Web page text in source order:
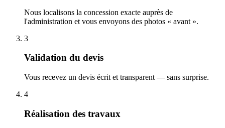
Nous localisons la concession exacte auprès de
l'administration et vous envoyons des photos « avant ».
3
Validation du devis
Vous recevez un devis écrit et transparent — sans surprise.
4
Réalisation des travaux